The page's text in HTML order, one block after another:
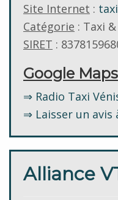
Site Internet :
Catégorie : Taxi
SIRET :
Google Maps
⇒ Radio Taxi
⇒ Laisser un avis
Alliance